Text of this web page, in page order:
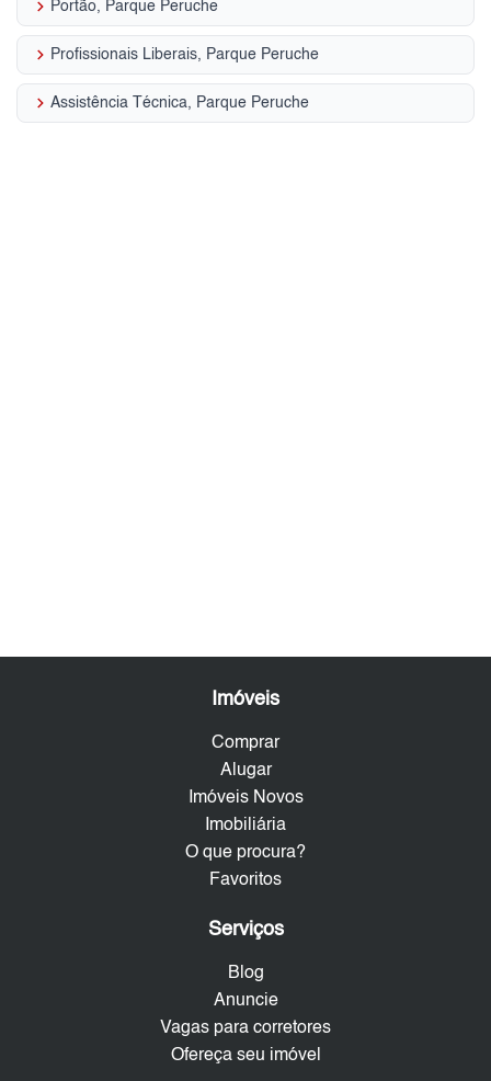
keyboard_arrow_right Portão, Parque Peruche
keyboard_arrow_right Profissionais Liberais, Parque Peruche
keyboard_arrow_right Assistência Técnica, Parque Peruche
Imóveis
Comprar
Alugar
Imóveis Novos
Imobiliária
O que procura?
Favoritos
Serviços
Blog
Anuncie
Vagas para corretores
Ofereça seu imóvel